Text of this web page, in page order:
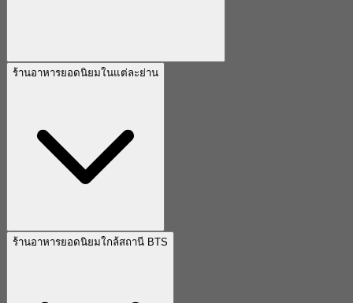
ร้านอาหารยอดนิยมในแต่ละย่าน
ร้านอาหารยอดนิยมใกล้สถานี BTS